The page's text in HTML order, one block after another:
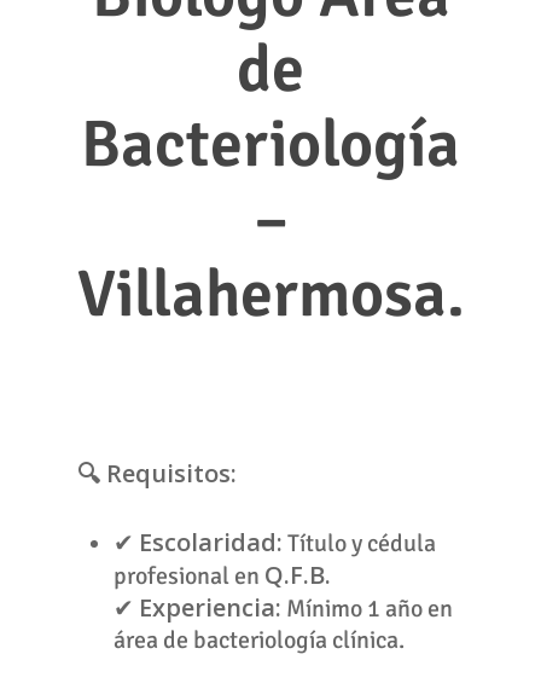
de
Bacteriología
–
Villahermosa.
🔍 Requisitos:
✔ Escolaridad: Título y cédula
profesional en Q.F.B.
✔ Experiencia: Mínimo 1 año en
área de bacteriología clínica.